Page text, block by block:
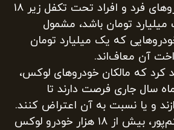
آن، اگر ارزش خودروهای فرد و افراد تحت تکفل زیر ۱۸
تومان باشد، مشمول
که یک میلیارد تومان
آن معاف‌اند‌.
که مالکان خودروهای لوکس،
سال جاری فرصت دارند تا
و یا نسبت به آن اعتراض کنند.
طبق گفته‌های رستم‌پور، بیش از ۱۸ هزار خودرو لوکس